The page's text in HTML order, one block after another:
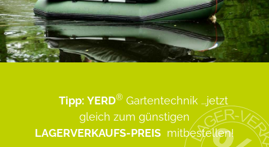
Tipp: YERD® Gartentechnik ...jetzt
gleich zum günstigen
LAGERVERKAUFS-PREIS mitbestellen!